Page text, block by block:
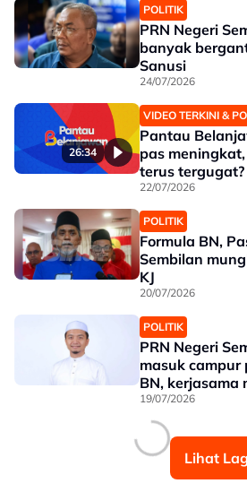
POLITIK
PRN Negeri
banyak
Sanusi
24/07/2026
26:34
VIDEO TERKINI &
Pantau
pas
terus tergugat?
22/07/2026
POLITIK
Formula BN,
Sembilan
KJ
20/07/2026
POLITIK
PRN Negeri
masuk
BN, kerjasama
formula' - Syahir
19/07/2026
Lihat